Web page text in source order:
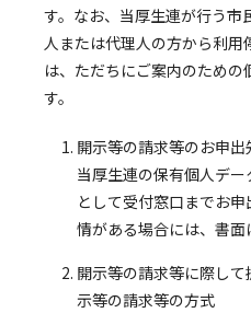
す。なお、当厚生連が行う市
人または代理人の方から利
は、ただちにご案内のため
す。
開示等の請求等のお申出
当厚生連の保有個人デ
として受付窓口までお
情がある場合には、書面
開示等の請求等に際し
示等の請求等の方式